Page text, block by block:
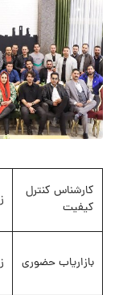
کارشناس کنترل
کیفیت
بازاریاب حضوری